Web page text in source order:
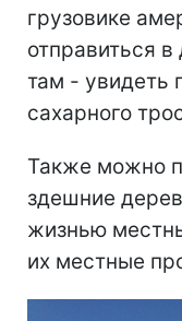
грузовике
отправиться
там - увидеть
сахарного
Также можно
здешние
жизнью
их местные